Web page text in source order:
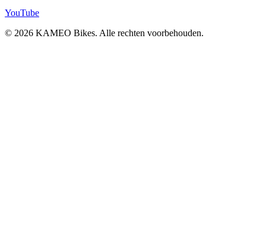
YouTube
© 2026 KAMEO Bikes. Alle rechten voorbehouden.